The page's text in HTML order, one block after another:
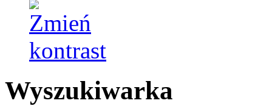
Wyszukiwarka